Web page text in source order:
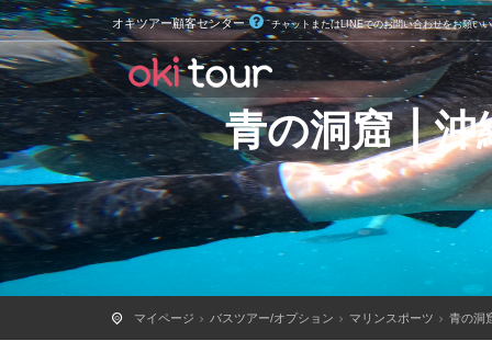
オキツアー顧客センター チャットまたはLINEでのお問い合わせをお願い
青の洞窟┃沖
マイページ バスツアー/オプション マリンスポーツ 青の洞